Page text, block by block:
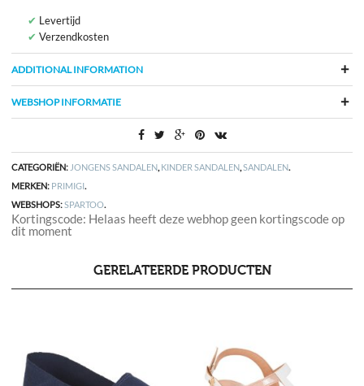
Levertijd
Verzendkosten
ADDITIONAL INFORMATION
WEBSHOP INFORMATIE
CATEGORIËN: JONGENS SANDALEN, KINDER SANDALEN,SANDALEN.
MERKEN: PRIMIGI.
WEBSHOPS:SPARTOO.
Kortingscode: Helaas heeft deze webhop geen kortingscode op
dit moment
GERELATEERDE PRODUCTEN